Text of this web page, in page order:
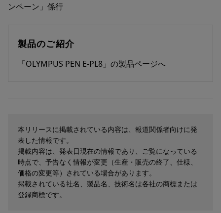
ンペーン」係行
製品のご紹介
「OLYMPUS PEN E-PL8」の製品ページへ
本リリースに掲載されている内容は、報道関係者向けに発
表した情報です。
掲載内容は、発表日現在の情報であり、ご覧になっている
時点で、予告なく情報が変更（生産・販売の終了、仕様、
価格の変更等）されている場合があります。
掲載されている社名、製品名、技術名は各社の商標または
登録商標です。